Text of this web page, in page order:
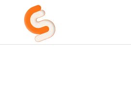
contenuto